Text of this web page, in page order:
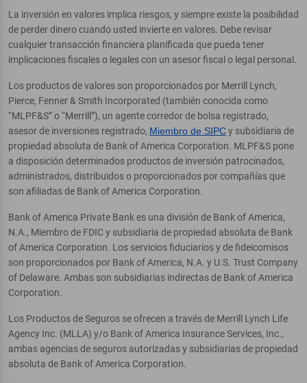
La inversión en valores implica riesgos, y siempre existe la posibilidad
de perder dinero cuando usted invierte en valores. Debe revisar
cualquier transacción financiera planificada que pueda tener
implicaciones fiscales o legales con un asesor fiscal o legal personal.
Los productos de valores son proporcionados por Merrill Lynch,
Pierce, Fenner & Smith Incorporated (también conocida como
“MLPF&S” o “Merrill”), un agente corredor de bolsa registrado,
asesor de inversiones registrado, Miembro de SIPCy subsidiaria de
propiedad absoluta de Bank of America Corporation. MLPF&S pone
a disposición determinados productos de inversión patrocinados,
administrados, distribuidos o proporcionados por compañías que
son afiliadas de Bank of America Corporation.
Bank of America Private Bank es una división de Bank of America,
N.A., Miembro de FDIC y subsidiaria de propiedad absoluta de Bank
of America Corporation. Los servicios fiduciarios y de fideicomisos
son proporcionados por Bank of America, N.A. y U.S. Trust Company
of Delaware. Ambas son subsidiarias indirectas de Bank of America
Corporation.
Los Productos de Seguros se ofrecen a través de Merrill Lynch Life
Agency Inc. (MLLA) y/o Bank of America Insurance Services, Inc.,
ambas agencias de seguros autorizadas y subsidiarias de propiedad
absoluta de Bank of America Corporation.